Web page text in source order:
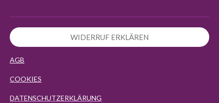
WIDERRUF ERKLÄREN
AGB
COOKIES
DATENSCHUTZERKLÄRUNG